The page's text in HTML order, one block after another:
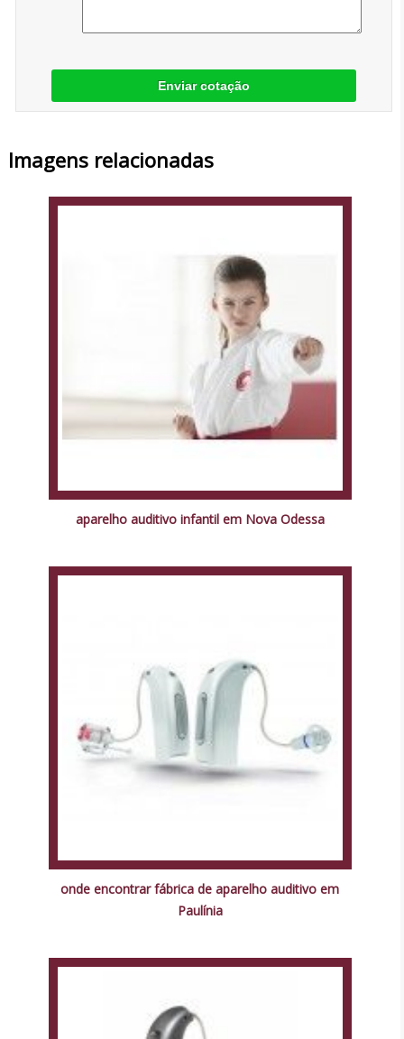
Enviar cotação
Imagens relacionadas
aparelho auditivo infantil em Nova Odessa
onde encontrar fábrica de aparelho auditivo em
Paulínia